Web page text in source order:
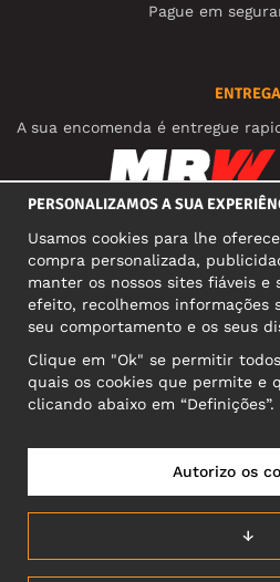
Pague em
ENTREGA
A sua encomenda é entregue
MORADA
Narva mnt 5, EE-
Reg:
PORTUGAL/
PERSONALIZAMOS A SUA
Usamos cookies para lhe
compra personalizada,
manter os nossos sites fiáveis e
efeito, recolhemos informações
seu comportamento e os seus
Clique em "Ok" se permitir
quais os cookies que permite e
clicando abaixo em “Definições”.
↓
Autorizo os